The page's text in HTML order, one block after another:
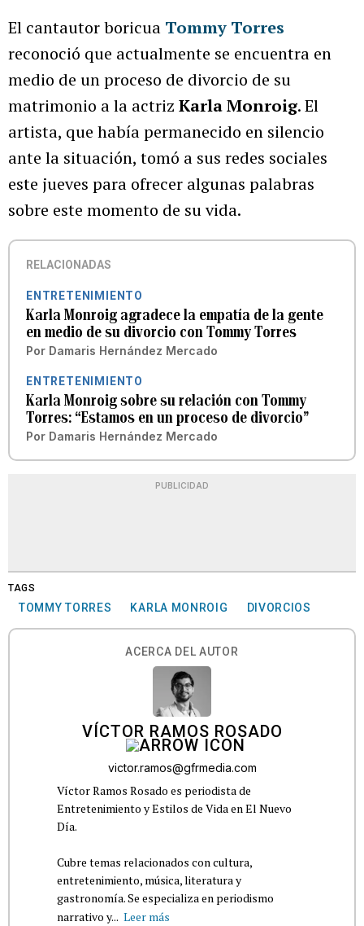
El cantautor boricua Tommy Torres
reconoció que actualmente se encuentra en
medio de un proceso de divorcio de su
matrimonio a la actriz Karla Monroig. El
artista, que había permanecido en silencio
ante la situación, tomó a sus redes sociales
este jueves para ofrecer algunas palabras
sobre este momento de su vida.
RELACIONADAS
ENTRETENIMIENTO
Karla Monroig agradece la empatía de la gente
en medio de su divorcio con Tommy Torres
Por Damaris Hernández Mercado
ENTRETENIMIENTO
Karla Monroig sobre su relación con Tommy
Torres: “Estamos en un proceso de divorcio”
Por Damaris Hernández Mercado
PUBLICIDAD
TAGS
TOMMY TORRES KARLA MONROIG DIVORCIOS
ACERCA DEL AUTOR
VÍCTOR RAMOS ROSADO
victor.ramos@gfrmedia.com
Víctor Ramos Rosado es periodista de
Entretenimiento y Estilos de Vida en El Nuevo
Día.
Cubre temas relacionados con cultura,
entretenimiento, música, literatura y
gastronomía. Se especializa en periodismo
narrativo y... Leer más